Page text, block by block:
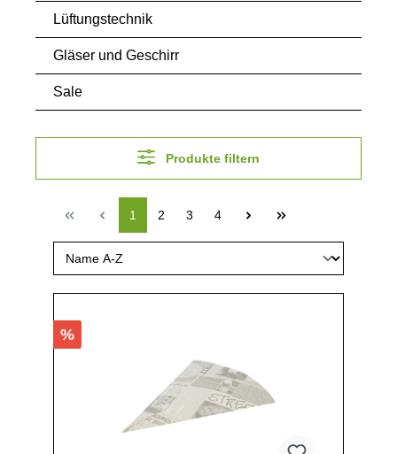
Lüftungstechnik
Gläser und Geschirr
Sale
Produkte filtern
1 2 3 4
%